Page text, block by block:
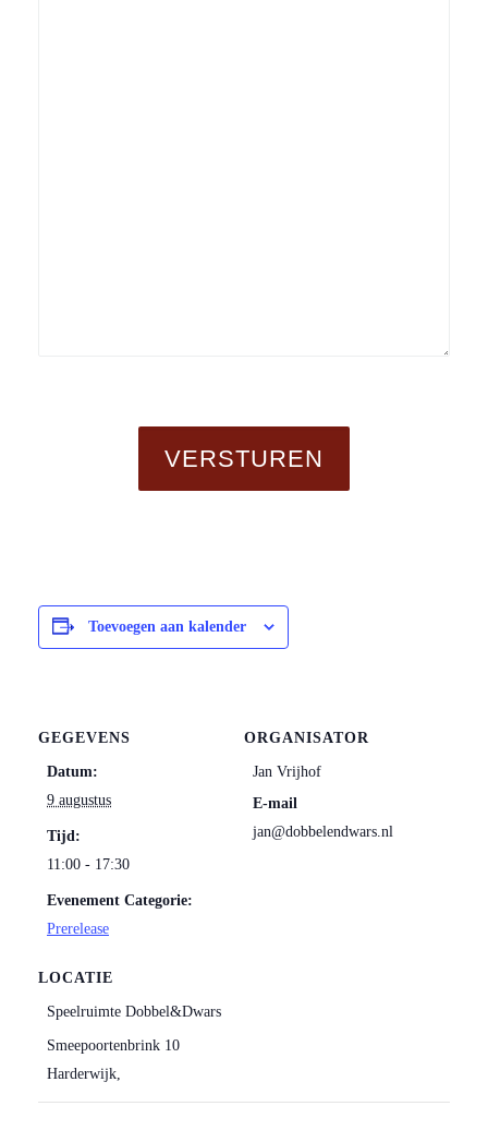
Toevoegen aan kalender
GEGEVENS
Datum:
9 augustus
Tijd:
11:00 - 17:30
Evenement Categorie:
Prerelease
LOCATIE
Speelruimte Dobbel&Dwars
Smeepoortenbrink 10
Harderwijk
ORGANISATOR
Jan Vrijhof
E-mail
jan@dobbelendwars.nl